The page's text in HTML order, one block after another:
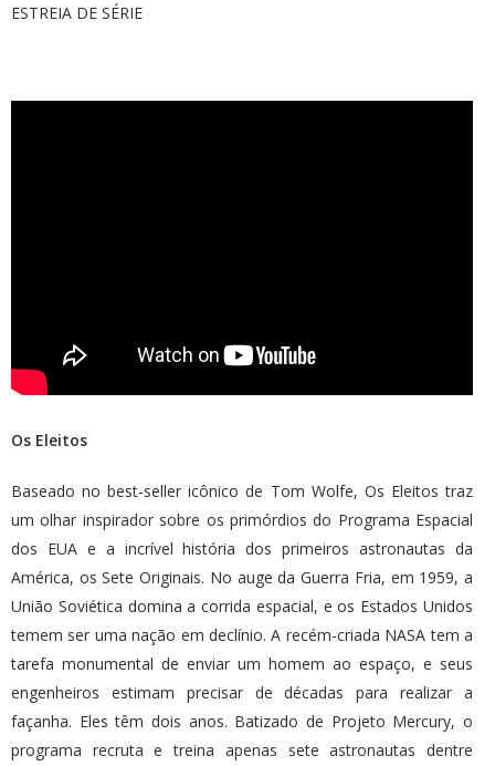
ESTREIA DE SÉRIE
Os Eleitos
Baseado no best-seller icônico de Tom Wolfe, Os Eleitos traz
um olhar inspirador sobre os primórdios do Programa Espacial
dos EUA e a incrível história dos primeiros astronautas da
América, os Sete Originais. No auge da Guerra Fria, em 1959, a
União Soviética domina a corrida espacial, e os Estados Unidos
temem ser uma nação em declínio. A recém-criada NASA tem a
tarefa monumental de enviar um homem ao espaço, e seus
engenheiros estimam precisar de décadas para realizar a
façanha. Eles têm dois anos. Batizado de Projeto Mercury, o
programa recruta e treina apenas sete astronautas dentre